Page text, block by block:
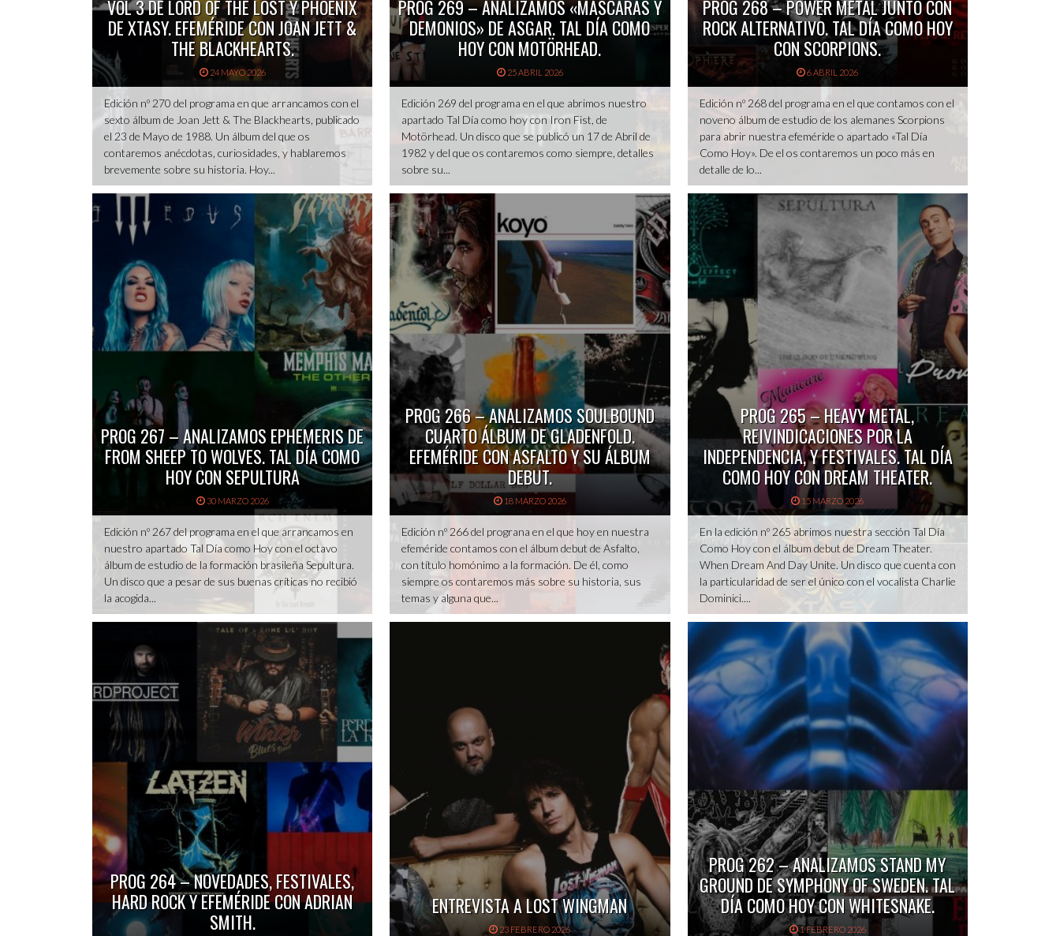
VOL 3 DE LORD OF THE LOST Y PHOENIX
DE XTASY. EFEMÉRIDE CON JOAN JETT &
THE BLACKHEARTS.
24 MAYO 2026
Edición nº 270 del programa en que arrancamos con el
sexto álbum de Joan Jett & The Blackhearts, publicado
el 23 de Mayo de 1988. Un álbum del que os
contaremos anécdotas, curiosidades, y hablaremos
brevemente sobre su historia. Hoy...
PROG 269 – ANALIZAMOS «MÁSCARAS Y
DEMONIOS» DE ASGAR. TAL DÍA COMO
HOY CON MOTÖRHEAD.
25 ABRIL 2026
Edición 269 del programa en el que abrimos nuestro
apartado Tal Día como hoy con Iron Fist, de
Motörhead. Un disco que se publicó un 17 de Abril de
1982 y del que os contaremos como siempre, detalles
sobre su...
PROG 268 – POWER METAL JUNTO CON
ROCK ALTERNATIVO. TAL DÍA COMO HOY
CON SCORPIONS.
6 ABRIL 2026
Edición nº 268 del programa en el que contamos con el
noveno álbum de estudio de los alemanes Scorpions
para abrir nuestra efeméride o apartado «Tal Día
Como Hoy». De el os contaremos un poco más en
detalle de lo...
PROG 267 – ANALIZAMOS EPHEMERIS DE
FROM SHEEP TO WOLVES. TAL DÍA COMO
HOY CON SEPULTURA
30 MARZO 2026
Edición nº 267 del programa en el que arrancamos en
nuestro apartado Tal Día como Hoy con el octavo
álbum de estudio de la formación brasileña Sepultura.
Un disco que a pesar de sus buenas críticas no recibió
la acogida...
PROG 266 – ANALIZAMOS SOULBOUND
CUARTO ÁLBUM DE GLADENFOLD.
EFEMÉRIDE CON ASFALTO Y SU ÁLBUM
DEBUT.
18 MARZO 2026
Edición nº 266 del prograna en el que hoy en nuestra
efeméride contamos con el álbum debut de Asfalto,
con título homónimo a la formación. De él, como
siempre os contaremos más sobre su historia, sus
temas y alguna que...
PROG 265 – HEAVY METAL,
REIVINDICACIONES POR LA
INDEPENDENCIA, Y FESTIVALES. TAL DÍA
COMO HOY CON DREAM THEATER.
15 MARZO 2026
En la edición nº 265 abrimos nuestra sección Tal Día
Como Hoy con el álbum debut de Dream Theater.
When Dream And Day Unite. Un disco que cuenta con
la particularidad de ser el único con el vocalista Charlie
Dominici....
PROG 264 – NOVEDADES, FESTIVALES,
HARD ROCK Y EFEMÉRIDE CON ADRIAN
SMITH.
ENTREVISTA A LOST WINGMAN
23 FEBRERO 2026
PROG 262 – ANALIZAMOS STAND MY
GROUND DE SYMPHONY OF SWEDEN. TAL
DÍA COMO HOY CON WHITESNAKE.
1 FEBRERO 2026